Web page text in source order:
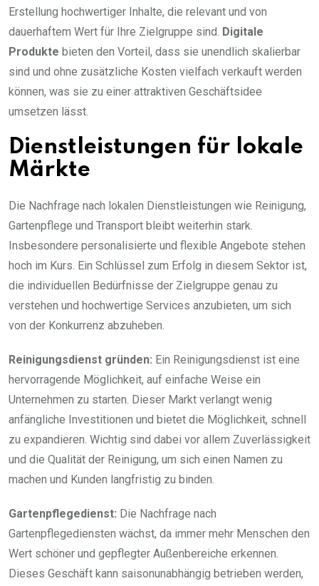
Erstellung hochwertiger Inhalte, die relevant und von
dauerhaftem Wert für Ihre Zielgruppe sind. Digitale
Produkte bieten den Vorteil, dass sie unendlich skalierbar
sind und ohne zusätzliche Kosten vielfach verkauft werden
können, was sie zu einer attraktiven Geschäftsidee
umsetzen lässt.
Dienstleistungen für lokale
Märkte
Die Nachfrage nach lokalen Dienstleistungen wie Reinigung,
Gartenpflege und Transport bleibt weiterhin stark.
Insbesondere personalisierte und flexible Angebote stehen
hoch im Kurs. Ein Schlüssel zum Erfolg in diesem Sektor ist,
die individuellen Bedürfnisse der Zielgruppe genau zu
verstehen und hochwertige Services anzubieten, um sich
von der Konkurrenz abzuheben.
Reinigungsdienst gründen: Ein Reinigungsdienst ist eine
hervorragende Möglichkeit, auf einfache Weise ein
Unternehmen zu starten. Dieser Markt verlangt wenig
anfängliche Investitionen und bietet die Möglichkeit, schnell
zu expandieren. Wichtig sind dabei vor allem Zuverlässigkeit
und die Qualität der Reinigung, um sich einen Namen zu
machen und Kunden langfristig zu binden.
Gartenpflegedienst: Die Nachfrage nach
Gartenpflegediensten wächst, da immer mehr Menschen den
Wert schöner und gepflegter Außenbereiche erkennen.
Dieses Geschäft kann saisonunabhängig betrieben werden,